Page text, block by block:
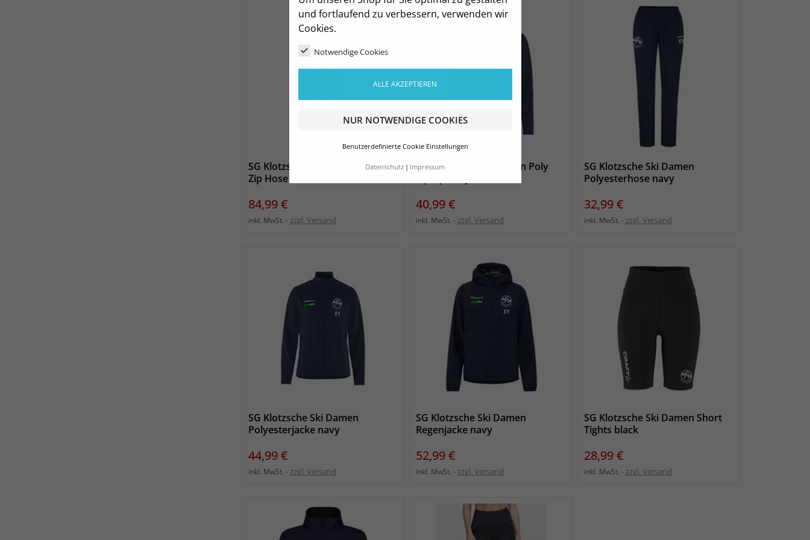
und fortlaufend zu verbessern, verwenden wir
Cookies.
Notwendige Cookies
ALLE AKZEPTIEREN
NUR NOTWENDIGE COOKIES
Benutzerdefinierte Cookie Einstellungen
Datenschutz Impressum
SG Klotzsche Ski Damen Nordic
Zip Hose black
Preis
84,99 €
inkl. MwSt. zzgl. Versand
SG Klotzsche Ski Damen Poly
Preis
40,99 €
inkl. MwSt. zzgl. Versand
SG Klotzsche Ski Damen
Polyesterhose navy
Preis
32,99 €
inkl. MwSt. zzgl. Versand
SG Klotzsche Ski Damen
Polyesterjacke navy
Preis
44,99 €
inkl. MwSt. zzgl. Versand
SG Klotzsche Ski Damen
Regenjacke navy
Preis
52,99 €
inkl. MwSt. zzgl. Versand
SG Klotzsche Ski Damen Short
Tights black
Preis
28,99 €
inkl. MwSt. zzgl. Versand